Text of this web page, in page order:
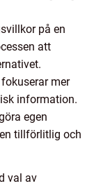
på en
att
mer
information.
egen
tillförlitlig och
val av